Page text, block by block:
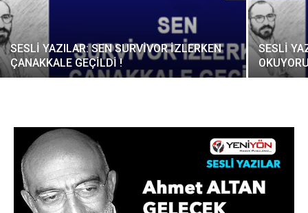
SESLİ YAZILAR: SEN SURVİVOR İZLERKEN
ÇANAKKALE GEÇİLDİ !
SESLİ